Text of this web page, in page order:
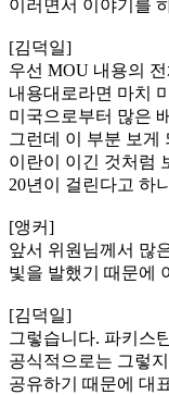
이러면서 이야기를
[김덕일]
우선 MOU 내용의
내용대로라면 마치
미국으로부터 많은
그런데 이 부분 보게
이란이 이긴 것처럼
20년이 걸린다고 하
[앵커]
앞서 위원님께서 많
빛을 발했기 때문에
[김덕일]
그렇습니다. 파키스
공식적으로는 그렇
공유하기 때문에 대